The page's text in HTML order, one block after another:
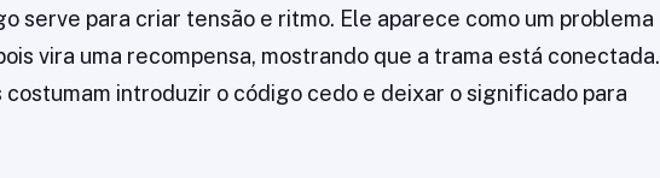
serve para criar tensão e ritmo. Ele aparece como um problema
vira uma recompensa, mostrando que a trama está conectada.
costumam introduzir o código cedo e deixar o significado para